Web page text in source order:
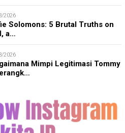
2026
Solomons: 5 Brutal Truths on
a…
2026
Mimpi Legitimasi Tommy